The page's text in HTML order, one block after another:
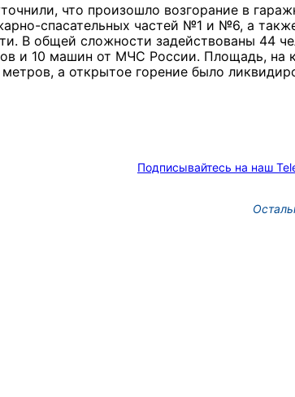
что произошло возгорание в
спасательных частей №1 и №6, а
В общей сложности задействованы 44
и 10 машин от МЧС России. Площадь, на
а открытое горение было
Подписывайтесь на наш